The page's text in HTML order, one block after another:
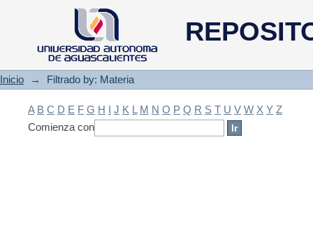
Filtrado by: Materia
Inicio → Filtrado by: Materia
A B C D E F G H I J K L M N O P Q R S T U V W X Y Z
Comienza con